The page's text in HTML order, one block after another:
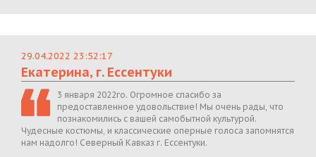
29.04.2022 23:52:17
Екатерина, г. Ессентуки
3 января 2022го. Огромное спасибо за
предоставленное удовольствие! Мы очень рады, что
познакомились с вашей самобытной культурой.
Чудесные костюмы, и классические оперные голоса запомнятся
нам надолго! Северный Кавказ г. Ессентуки.